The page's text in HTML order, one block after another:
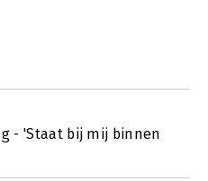
- 'Staat bij mij binnen